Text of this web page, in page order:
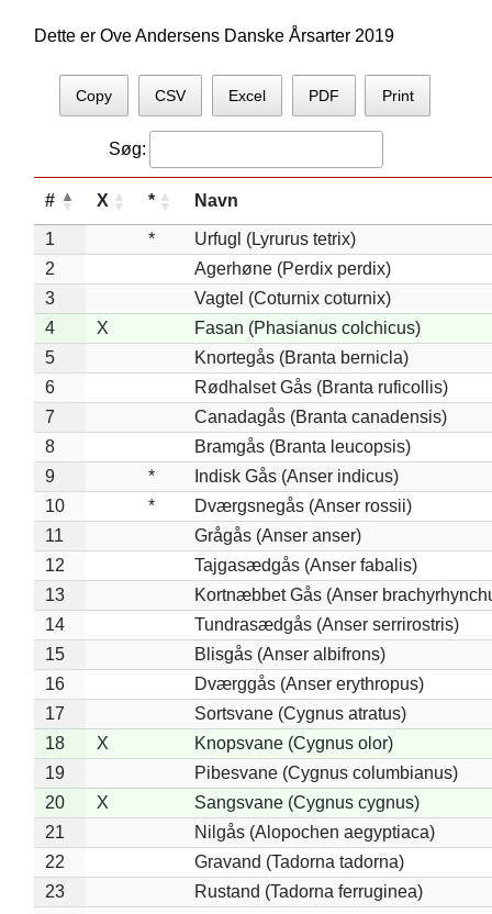
Dette er Ove Andersens Danske Årsarter 2019
Copy CSV Excel PDF Print
Søg:
# X * Navn
1 *
Urfugl (Lyrurus tetrix)
2
Agerhøne (Perdix perdix)
3
Vagtel (Coturnix coturnix)
4
X
Fasan (Phasianus colchicus)
5
Knortegås (Branta bernicla)
6
Rødhalset Gås (Branta ruficollis)
7
Canadagås (Branta canadensis)
8
Bramgås (Branta leucopsis)
9
*
Indisk Gås (Anser indicus)
10
*
Dværgsnegås (Anser rossii)
11
Grågås (Anser anser)
12
Tajgasædgås (Anser fabalis)
13
Kortnæbbet Gås (Anser
14
Tundrasædgås (Anser serrirostris)
15
Blisgås (Anser albifrons)
16
Dværggås (Anser erythropus)
17
Sortsvane (Cygnus atratus)
18
X
Knopsvane (Cygnus olor)
19
Pibesvane (Cygnus columbianus)
20
X
Sangsvane (Cygnus cygnus)
21
Nilgås (Alopochen aegyptiaca)
22
Gravand (Tadorna tadorna)
23
Rustand (Tadorna ferruginea)